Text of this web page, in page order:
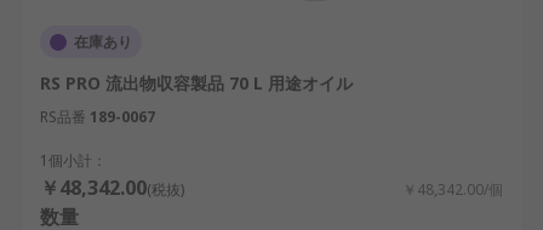
在庫あり
RS PRO 流出物収容製品 70 L 用途オイル
RS品番 189-0067
1個小計：
￥48,342.00(税抜) ￥48,342.00/個
数量